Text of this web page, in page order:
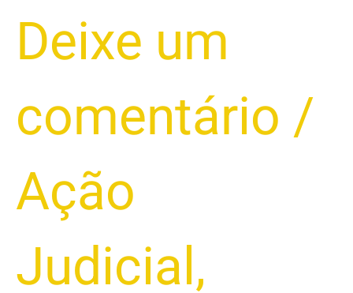
Deixe um
comentário /
Ação
Judicial ,